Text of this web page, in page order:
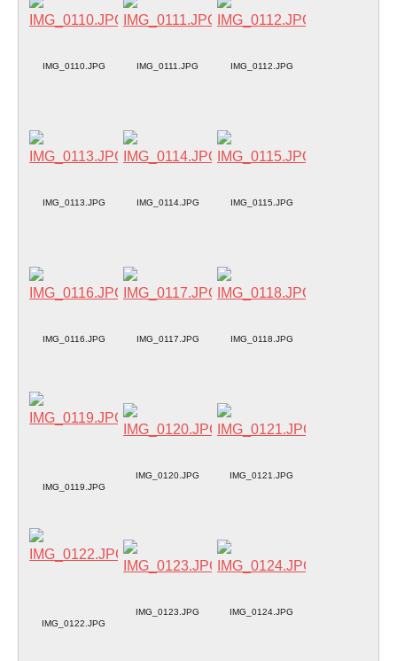
IMG_0110.JPG IMG_0111.JPG IMG_0112.JPG
IMG_0113.JPG IMG_0114.JPG IMG_0115.JPG
IMG_0116.JPG IMG_0117.JPG IMG_0118.JPG
IMG_0119.JPG
IMG_0120.JPG IMG_0121.JPG
IMG_0122.JPG
IMG_0123.JPG IMG_0124.JPG